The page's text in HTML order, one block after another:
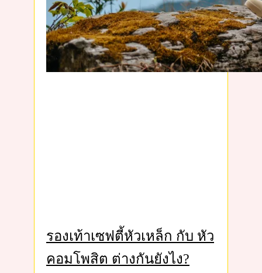
รองเท้าเซฟตี้หัวเหล็ก กับ หัว
คอมโพสิต ต่างกันยังไง?